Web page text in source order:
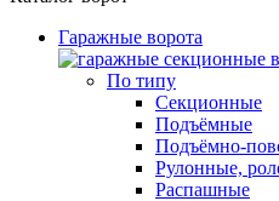
Гаражные ворота
По типу
Секционные
Подъёмные
Подъёмно-
Рулонные,
Распашные